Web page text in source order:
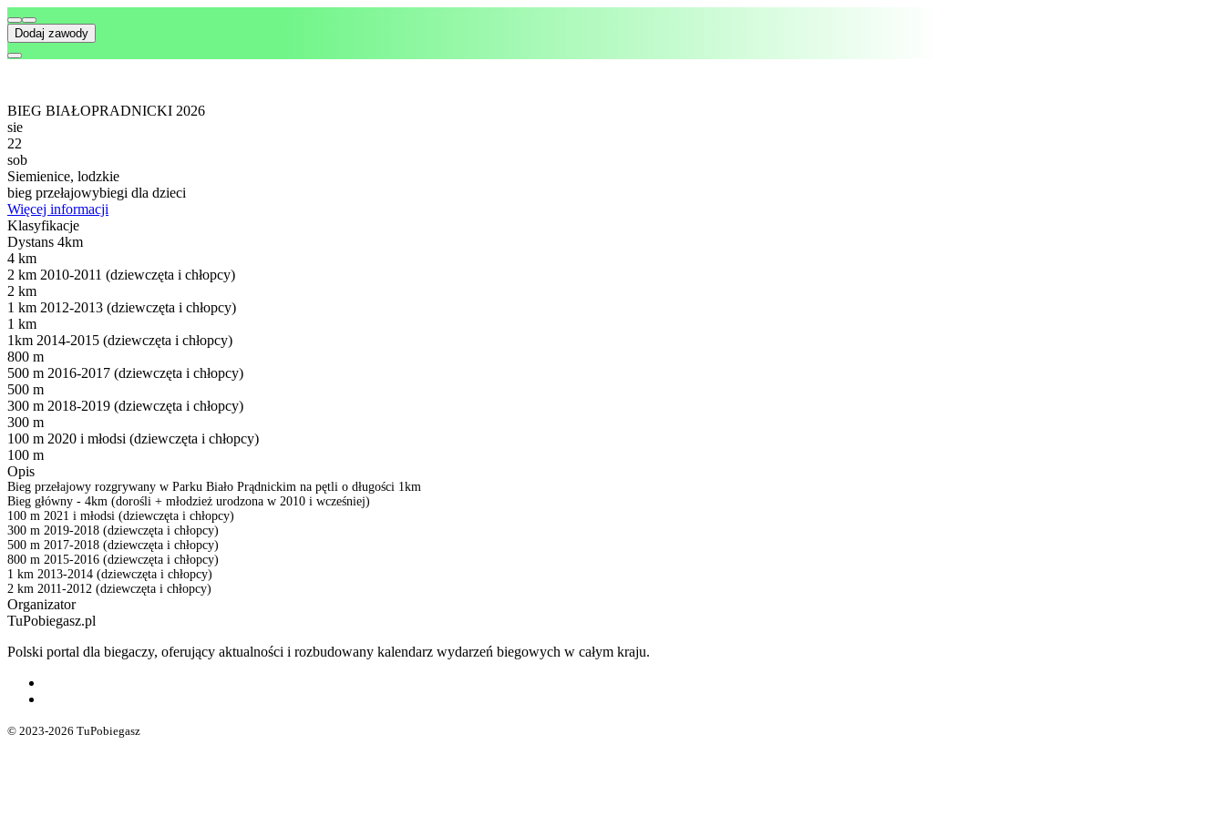
Dodaj zawody
BIEG BIAŁOPRADNICKI 2026
sie
22
sob
Siemienice, lodzkie
bieg przełajowybiegi dla dzieci
Więcej informacji
Klasyfikacje
Dystans 4km
4 km
2 km 2010-2011 (dziewczęta i chłopcy)
2 km
1 km 2012-2013 (dziewczęta i chłopcy)
1 km
1km 2014-2015 (dziewczęta i chłopcy)
800 m
500 m 2016-2017 (dziewczęta i chłopcy)
500 m
300 m 2018-2019 (dziewczęta i chłopcy)
300 m
100 m 2020 i młodsi (dziewczęta i chłopcy)
100 m
Opis
Bieg przełajowy rozgrywany w Parku Biało Prądnickim na pętli o długości 1km
Bieg główny - 4km (dorośli + młodzież urodzona w 2010 i wcześniej)
100 m 2021 i młodsi (dziewczęta i chłopcy)
300 m 2019-2018 (dziewczęta i chłopcy)
500 m 2017-2018 (dziewczęta i chłopcy)
800 m 2015-2016 (dziewczęta i chłopcy)
1 km 2013-2014 (dziewczęta i chłopcy)
2 km 2011-2012 (dziewczęta i chłopcy)
Organizator
TuPobiegasz.pl
Polski portal dla biegaczy, oferujący aktualności i rozbudowany kalendarz wydarzeń biegowych w całym kraju.
© 2023-2026 TuPobiegasz